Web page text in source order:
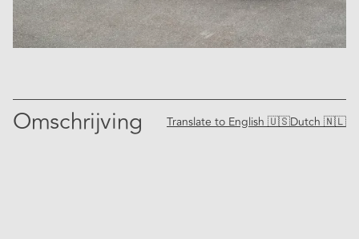
Omschrijving Translate to English 🇺🇸Dutch 🇳🇱